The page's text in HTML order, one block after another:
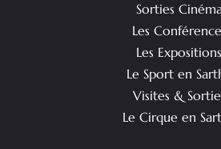
Sorties
Les
Les Expositions
Le Sport en
Visites &
Le Cirque en